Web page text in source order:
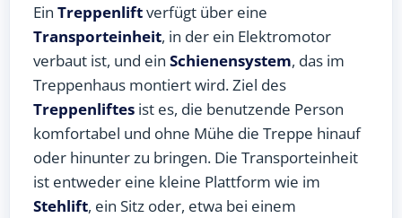
Ein Treppenliftverfügt über eine
Transporteinheit, in der ein Elektromotor
verbaut ist, und ein Schienensystem, das im
Treppenhaus montiert wird. Ziel des
Treppenliftes ist es, die benutzende Person
komfortabel und ohne Mühe die Treppe hinauf
oder hinunter zu bringen. Die Transporteinheit
ist entweder eine kleine Plattform wie im
Stehlift, ein Sitz oder, etwa bei einem